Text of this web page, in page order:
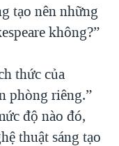
tạo nên những
không?”
thức của
phòng riêng.”
độ nào đó,
thuật sáng tạo